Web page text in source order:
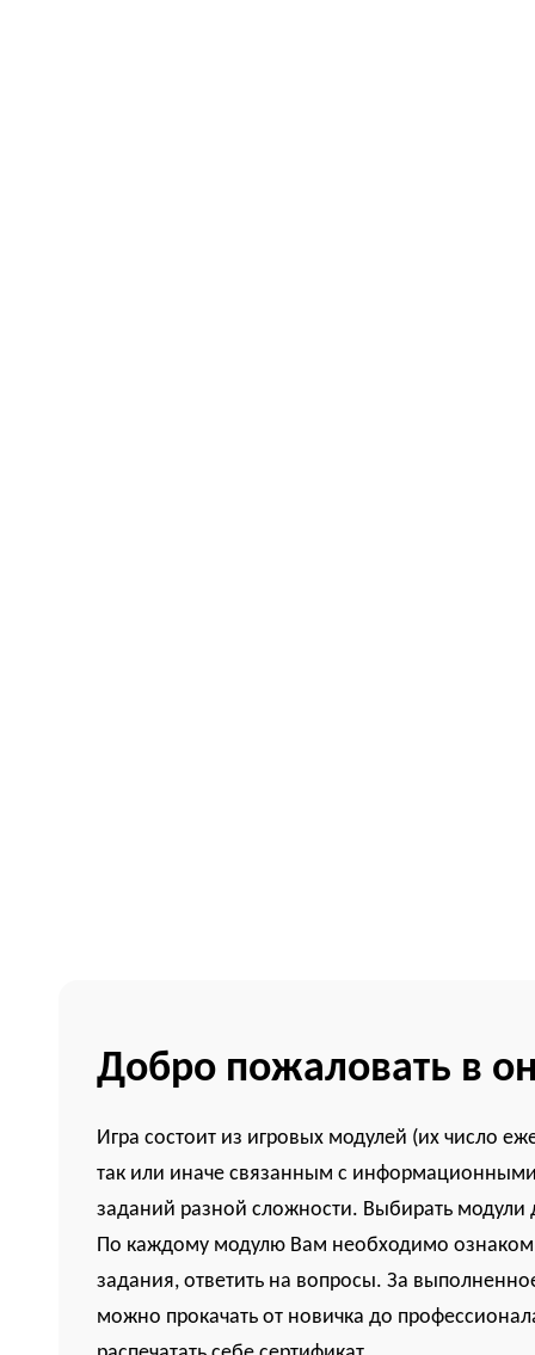
Добро пожаловать в
Игра состоит из игровых модулей (их число
так или иначе связанным с
заданий разной сложности. Выбирать
По каждому модулю Вам необходимо
задания, ответить на вопросы. За
можно прокачать от новичка до